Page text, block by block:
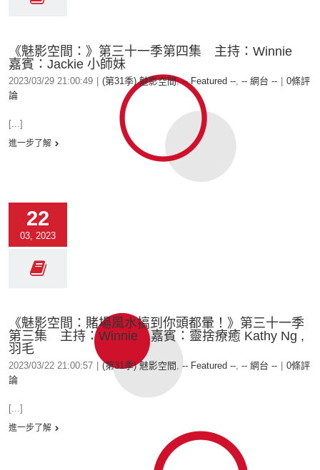
《魅影空間：》第三十一季第四集 主持：Winnie
嘉賓：Jackie 小師妹
2023/03/29 21:00:49 (第31季) 魅影空間,-- Featured --, -- 網台 --
0條評
論
[...]
進一步了解
22
03, 2023
《魅影空間：賭場風水搞到你頭都暈！》第三十一季
第三集 主持：Winnie 嘉賓：靈捨療癒 Kathy Ng ,
羽毛
2023/03/22 21:00:57 (第31季) 魅影空間 , -- Featured --, -- 網台 --
0條評
論
[...]
進一步了解